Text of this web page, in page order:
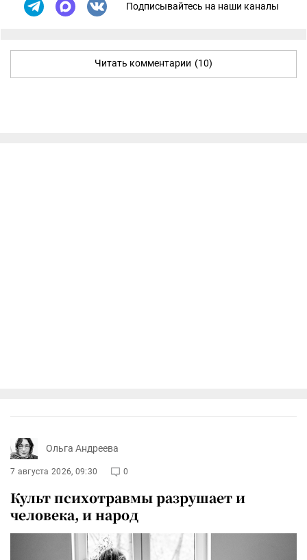
Подписывайтесь на наши каналы
Читать комментарии (10)
Ольга Андреева
7 августа 2026, 09:30 0
Культ психотравмы разрушает и
человека, и народ